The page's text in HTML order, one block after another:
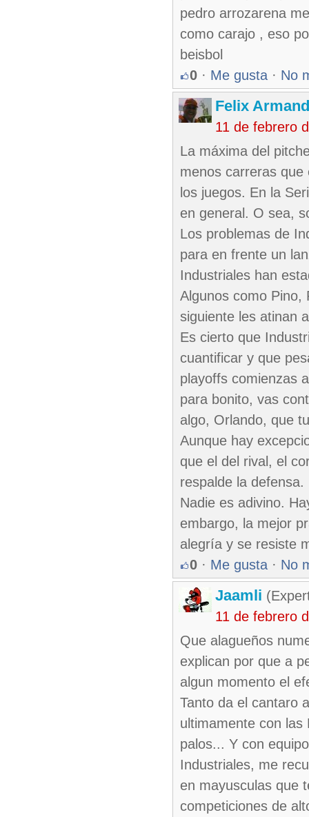
pedro arrozarena
como carajo , eso
beisbol
0 · Me gusta · No
Felix
11 de febrero
La máxima del
menos carreras
los juegos. En la
en general. O sea,
Los problemas de
para en frente un
Industriales han
Algunos como Pino,
siguiente les atinan
Es cierto que
cuantificar y que
playoffs comienzas
para bonito, vas
algo, Orlando, que
Aunque hay
que el del rival, el
respalde la defensa.
Nadie es adivino.
embargo, la mejor
alegría y se resiste
0 · Me gusta · No
Jaamli
11 de febrero
Que alagueños
explican por que a
algun momento el
Tanto da el cantaro
ultimamente con
palos... Y con
Industriales, me
en mayusculas que
competiciones de